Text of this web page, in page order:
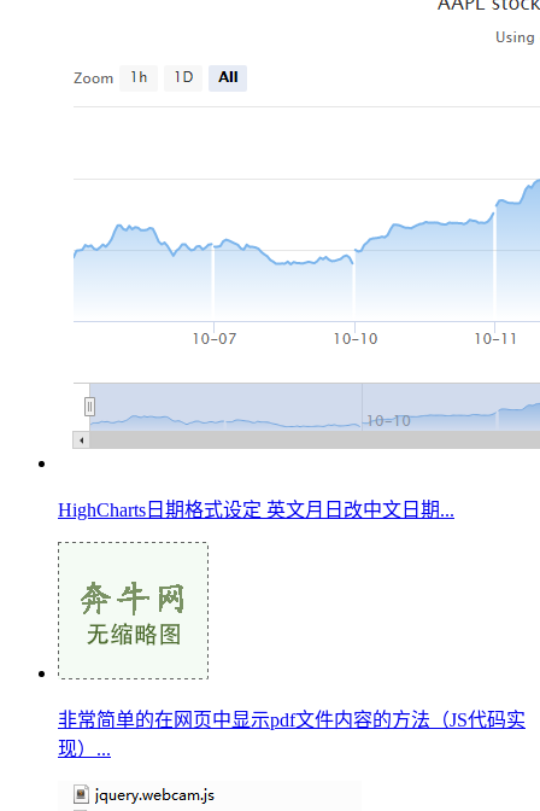
HighCharts日期格式设定 英文月日改中文日期...
非常简单的在网页中显示pdf文件内容的方法（JS代码实
现）...